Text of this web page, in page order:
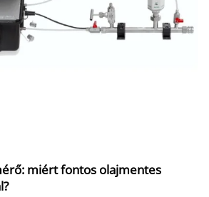
miért fontos olajmentes